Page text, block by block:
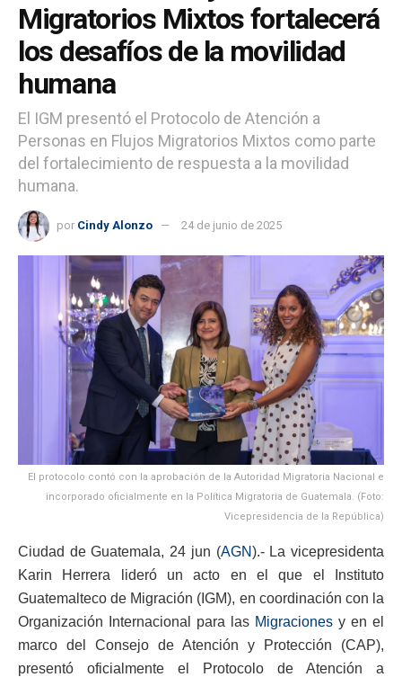
Migratorios Mixtos fortalecerá
los desafíos de la movilidad
humana
El IGM presentó el Protocolo de Atención a
Personas en Flujos Migratorios Mixtos como parte
del fortalecimiento de respuesta a la movilidad
humana.
por Cindy Alonzo 24 de junio de 2025
El protocolo contó con la aprobación de la Autoridad Migratoria Nacional e
incorporado oficialmente en la Política Migratoria de Guatemala. (Foto:
Vicepresidencia de la República)
Ciudad de Guatemala, 24 jun (AGN).- La vicepresidenta
Karin Herrera lideró un acto en el que el Instituto
Guatemalteco de Migración (IGM), en coordinación con la
Organización Internacional para las Migraciones y en el
marco del Consejo de Atención y Protección (CAP),
presentó oficialmente el Protocolo de Atención a